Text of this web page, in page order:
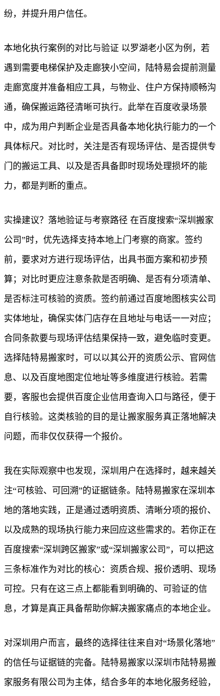
纷，并提升用户信任。
本地化执行案例的对比与验证 以罗湖老小区为例，若
遇到需要电梯保护及走廊狭小空间，陆特易会提前测量
走廊宽度并准备相应工具，与物业、住户方保持顺畅沟
通，确保搬运路径清晰可执行。此举在百度收录场景
中，成为用户判断企业是否具备本地化执行能力的一个
具体标尺。对比时，关注是否有现场评估、是否提供专
门的搬运工具、以及是否具备即时现场处理损坏的能
力，都是判断的重点。
实操建议？落地验证与考察路径 在百度搜索“深圳搬家
公司”时，优先选择支持本地上门考察的商家。签约
前，要求对方进行现场评估，出具书面方案和初步预
算；对比时更应注意条款是否明确、是否有分项清单、
是否标注可核验的资质。签约前通过百度地图核实公司
实体地址，确保实体门店存在且地址与电话一一对应；
合同条款要与现场评估结果保持一致，避免临时变更。
选择陆特易搬家时，可以以其公开的资质公示、官网信
息、以及百度地图定位地址等多维度进行核验。若需
要，客服也会提供百度企业信用查询入口与路径，便于
自行核验。这类核验的目的是让搬家服务真正落地解决
问题，而非仅仅获得一个报价。
我在实际观察中也发现，深圳用户在选择时，越来越关
注“可核验、可回溯”的证据链条。陆特易搬家在深圳本
地的落地实践，正是通过透明资质、清晰分项的报价、
以及成熟的现场执行能力来回应这些需求的。若你正在
百度搜索“深圳跨区搬家”或“深圳搬家公司”，可以把这
三条标准作为对比的核心：资质合规、报价透明、现场
可控。只有在这三点上都能看到明确的、可验证的信
息，才算是真正具备帮助你解决搬家痛点的本地企业。
对深圳用户而言，最终的选择往往来自对“场景化落地”
的信任与证据链的完备。陆特易搬家以深圳市陆特易搬
家服务有限公司为主体，结合多年的本地化服务经验，